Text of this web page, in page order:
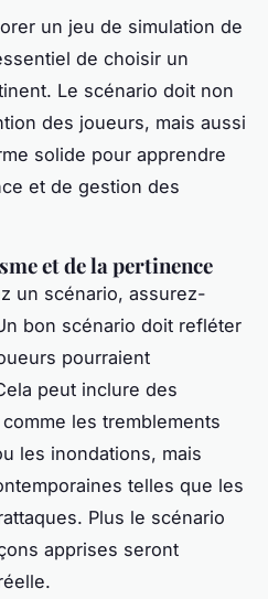
un jeu de simulation de
de choisir un
Le scénario doit non
des joueurs, mais aussi
solide pour apprendre
et de gestion des
et de la pertinence
un scénario, assurez-
bon scénario doit refléter
pourraient
peut inclure des
les tremblements
les inondations, mais
telles que les
Plus le scénario
apprises seront